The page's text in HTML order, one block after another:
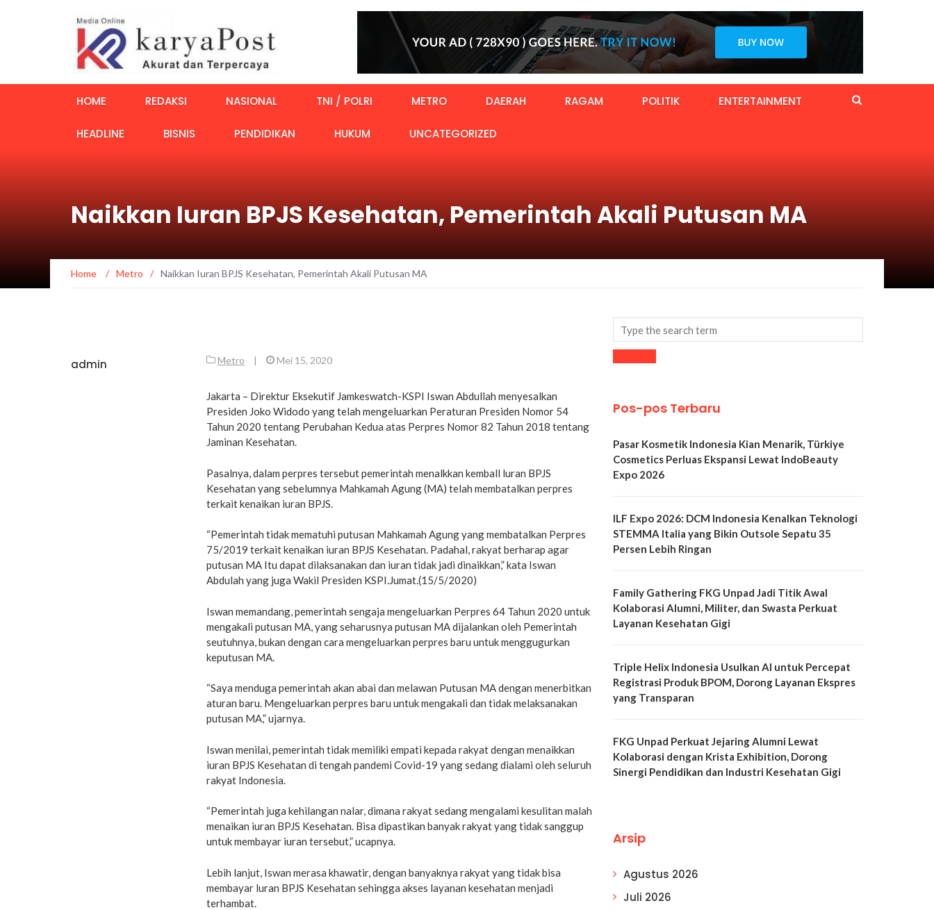
HOME REDAKSI NASIONAL TNI / POLRI METRO DAERAH RAGAM POLITIK ENTERTAINMENT
HEADLINE BISNIS PENDIDIKAN HUKUM UNCATEGORIZED
Naikkan Iuran BPJS Kesehatan, Pemerintah Akali Putusan MA
Home / Metro / Naikkan Iuran BPJS Kesehatan, Pemerintah Akali Putusan MA
admin Metro Mei 15, 2020
Jakarta – Direktur Eksekutif Jamkeswatch-KSPI Iswan Abdullah menyesalkan
Presiden Joko Widodo yang telah mengeluarkan Peraturan Presiden Nomor 54
Tahun 2020 tentang Perubahan Kedua atas Perpres Nomor 82 Tahun 2018 tentang
Jaminan Kesehatan.
Pasalnya, dalam perpres tersebut pemerintah menalkkan kemball luran BPJS
Kesehatan yang sebelumnya Mahkamah Agung (MA) telah membatalkan perpres
terkait kenaikan iuran BPJS.
“Pemerintah tidak mematuhi putusan Mahkamah Agung yang membatalkan Perpres
75/2019 terkait kenaikan iuran BPJS Kesehatan. Padahal, rakyat berharap agar
putusan MA Itu dapat dilaksanakan dan iuran tidak jadi dinaikkan,” kata Iswan
Abdulah yang juga Wakil Presiden KSPI.Jumat.(15/5/2020)
Iswan memandang, pemerintah sengaja mengeluarkan Perpres 64 Tahun 2020 untuk
mengakali putusan MA, yang seharusnya putusan MA dijalankan oleh Pemerintah
seutuhnya, bukan dengan cara mengeluarkan perpres baru untuk menggugurkan
keputusan MA.
“Saya menduga pemerintah akan abai dan melawan Putusan MA dengan menerbitkan
aturan baru. Mengeluarkan perpres baru untuk mengakali dan tidak melaksanakan
putusan MA,” ujarnya.
Iswan menilai, pemerintah tidak memiliki empati kepada rakyat dengan menaikkan
iuran BPJS Kesehatan di tengah pandemi Covid-19 yang sedang dialami oleh seluruh
rakyat Indonesia.
“Pemerintah juga kehilangan nalar, dimana rakyat sedang mengalami kesulitan malah
menaikan iuran BPJS Kesehatan. Bisa dipastikan banyak rakyat yang tidak sanggup
untuk membayar iuran tersebut,” ucapnya.
Lebih lanjut, Iswan merasa khawatir, dengan banyaknya rakyat yang tidak bisa
membayar luran BPJS Kesehatan sehingga akses layanan kesehatan menjadi
terhambat.
Pos-pos Terbaru
Pasar Kosmetik Indonesia Kian Menarik, Türkiye
Cosmetics Perluas Ekspansi Lewat IndoBeauty
Expo 2026
ILF Expo 2026: DCM Indonesia Kenalkan Teknologi
STEMMA Italia yang Bikin Outsole Sepatu 35
Persen Lebih Ringan
Family Gathering FKG Unpad Jadi Titik Awal
Kolaborasi Alumni, Militer, dan Swasta Perkuat
Layanan Kesehatan Gigi
Triple Helix Indonesia Usulkan AI untuk Percepat
Registrasi Produk BPOM, Dorong Layanan Ekspres
yang Transparan
FKG Unpad Perkuat Jejaring Alumni Lewat
Kolaborasi dengan Krista Exhibition, Dorong
Sinergi Pendidikan dan Industri Kesehatan Gigi
Arsip
Agustus 2026
Juli 2026